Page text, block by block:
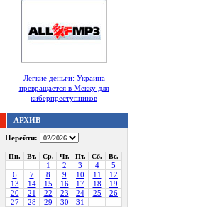
Легкие деньги: Украина
превращается в Мекку для
киберпреступников
АРХИВ
Перейти:
Пн. Вт. Ср. Чт. Пт. Сб. Вс.
1 2 3 4
5
6
7 8 9 10 11
12
13
14 15 16 17 18
19
20
21 22 23 24 25
26
27
28 29 30 31